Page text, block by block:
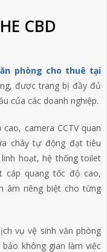
CBD
phòng cho thuê tại
được trang bị đầy đủ
của các doanh nghiệp.
camera CCTV quan
cháy tự động đạt tiêu
hoạt, hệ thống toilet
cáp quang tốc độ cao,
âm riêng biệt cho từng
vụ vệ sinh văn phòng
không gian làm việc